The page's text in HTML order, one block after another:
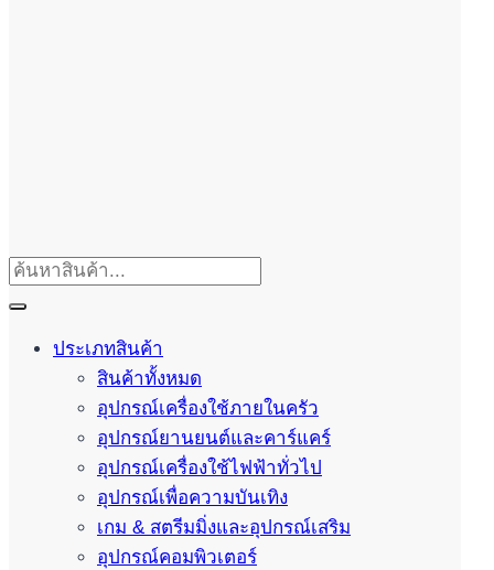
ประเภทสินค้า
สินค้าทั้งหมด
อุปกรณ์เครื่องใช้ภายในครัว
อุปกรณ์ยานยนต์และคาร์แคร์
อุปกรณ์เครื่องใช้ไฟฟ้าทั่วไป
อุปกรณ์เพื่อความบันเทิง
เกม & สตรีมมิ่งและอุปกรณ์เสริม
อุปกรณ์คอมพิวเตอร์